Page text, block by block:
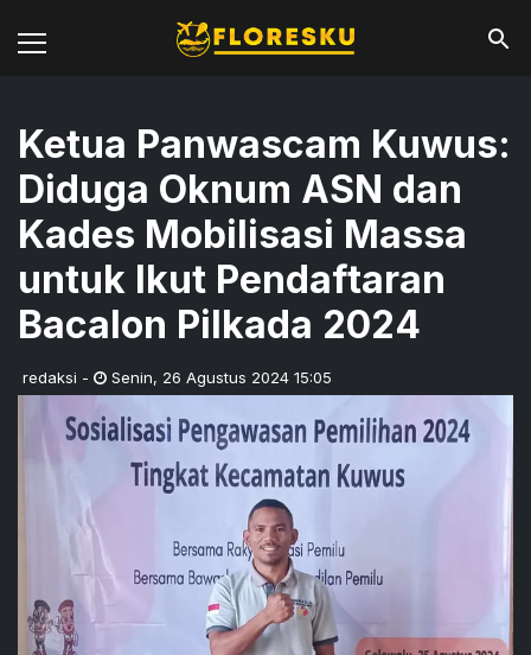
Ketua Panwascam Kuwus:
Diduga Oknum ASN dan
Kades Mobilisasi Massa
untuk Ikut Pendaftaran
Bacalon Pilkada 2024
redaksi - Senin, 26 Agustus 2024 15:05